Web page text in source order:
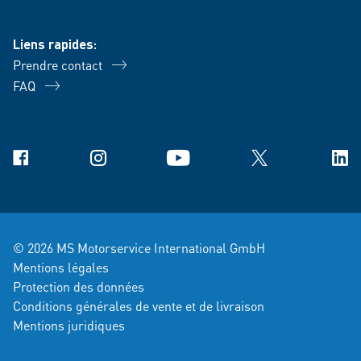
Liens rapides:
Prendre contact
FAQ
Facebook Instagram YouTube X
© 2026 MS Motorservice International GmbH
Mentions légales
Protection des données
Conditions générales de vente et de livraison
Mentions juridiques